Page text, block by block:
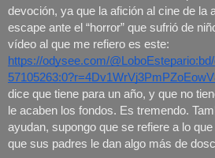
devoción, ya que la afición al cine de la
escape ante el “horror” que sufrió de
https://odysee.com/
dice que tiene para un año, y que no
le acaben los fondos. Es tremendo.
ayudan, supongo que se refiere a lo
que sus padres le dan algo más de